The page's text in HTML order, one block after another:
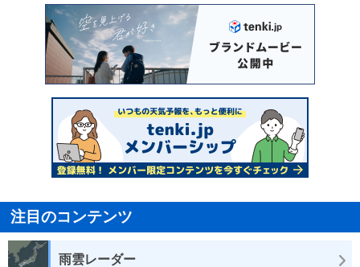
注目のコンテンツ
雨雲レーダー